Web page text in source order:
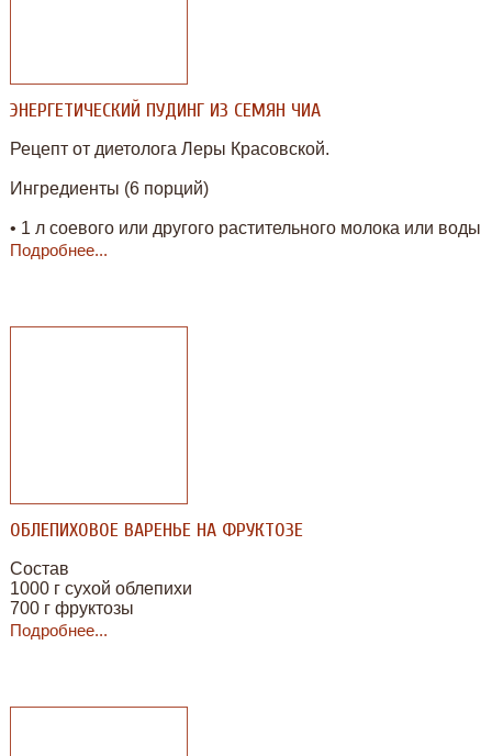
ЭНЕРГЕТИЧЕСКИЙ ПУДИНГ ИЗ СЕМЯН ЧИА
Рецепт от диетолога Леры Красовской.
Ингредиенты (6 порций)
• 1 л соевого или другого растительного молока или воды
• 2 чашечки эспрессо
• 1 чашка малины, свежей или размороженной
Подробнее...
ОБЛЕПИХОВОЕ ВАРЕНЬЕ НА ФРУКТОЗЕ
Состав
1000 г сухой облепихи
700 г фруктозы
2-3 стакана воды
Подробнее...